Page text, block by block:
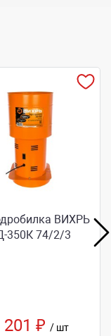
ВИХРЬ
350К 74/2/3
201 ₽ / шт